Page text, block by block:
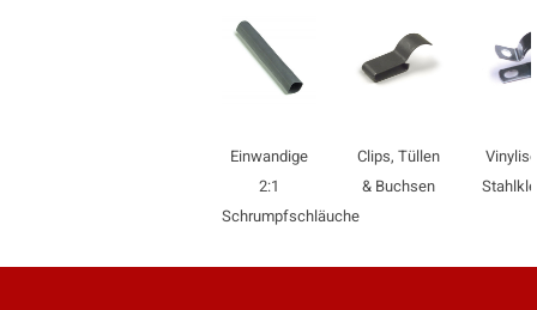
Einwandige
2:1
Schrumpfschläuche
Clips, Tüllen
& Buchsen